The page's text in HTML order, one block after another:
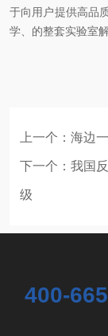
于向用户提供高品
学、的整套实验室
上一个： 海边
下一个： 我国
级
400-